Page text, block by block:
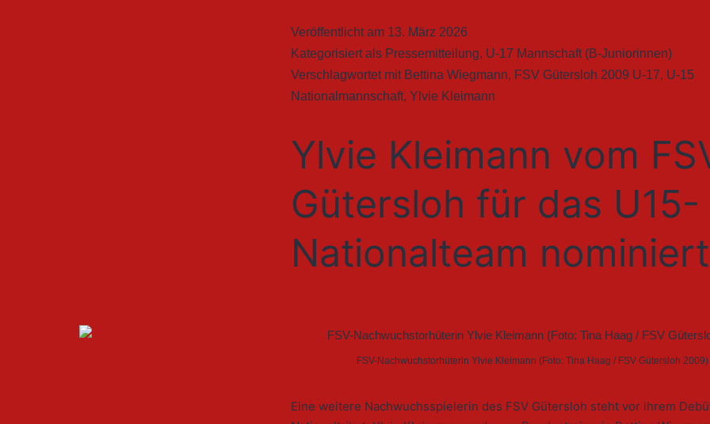
Veröffentlicht am 13. März 2026
Kategorisiert als Pressemitteilung, U-17 Mannschaft (B-Juniorinnen)
Verschlagwortet mit Bettina Wiegmann, FSV Gütersloh 2009 U-17, U-15
Nationalmannschaft, Ylvie Kleimann
Ylvie Kleimann vom
Gütersloh für das U15-
Nationalteam nominiert
FSV-Nachwuchstorhüterin Ylvie Kleimann (Foto: Tina Haag / FSV Gütersloh 2009)
Eine weitere Nachwuchsspielerin des FSV Gütersloh steht vor ihrem